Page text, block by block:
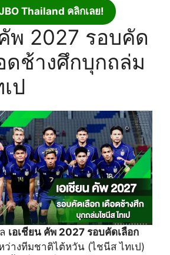
Thailand คลิกเลย!
พ 2027 รอบคัด
ดช้างศึกบุกถล่ม
ป
เอเชียน คัพ 2027 รอบคัดเลือก
ว่างทีมชาติไต้หวัน (ไชนีส ไทเป)